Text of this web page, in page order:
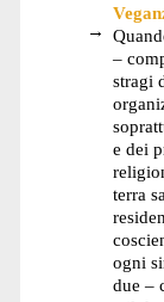
–
stragi
e dei
terra
ogni
due –